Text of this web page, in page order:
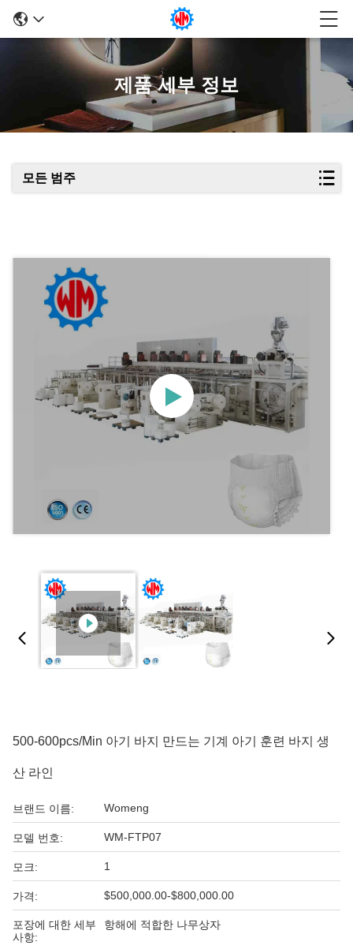
제품 세부 정보
모든 범주
500-600pcs/Min 아기 바지 만드는 기계 아기 훈련 바지 생
산 라인
브랜드 이름: Womeng
모델 번호: WM-FTP07
모크: 1
가격: $500,000.00-$800,000.00
포장에 대한 세부
사항:
항해에 적합한 나무상자